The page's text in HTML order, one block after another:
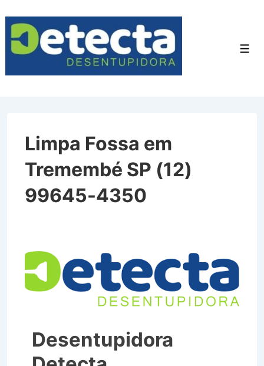
para
Conteúdo
Limpa Fossa em
Tremembé SP (12)
99645-4350
Desentupidora